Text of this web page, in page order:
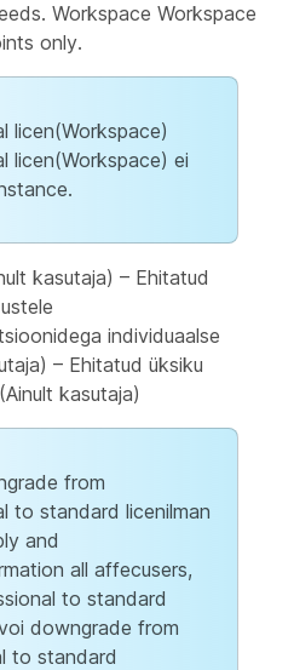
Workspace Workspace
only.
licen(Workspace)
licen(Workspace) ei
kasutaja) – Ehitatud
individuaalse
– Ehitatud üksiku
kasutaja)
from
to standard licenilman
and
all affecusers,
to standard
downgrade from
to standard